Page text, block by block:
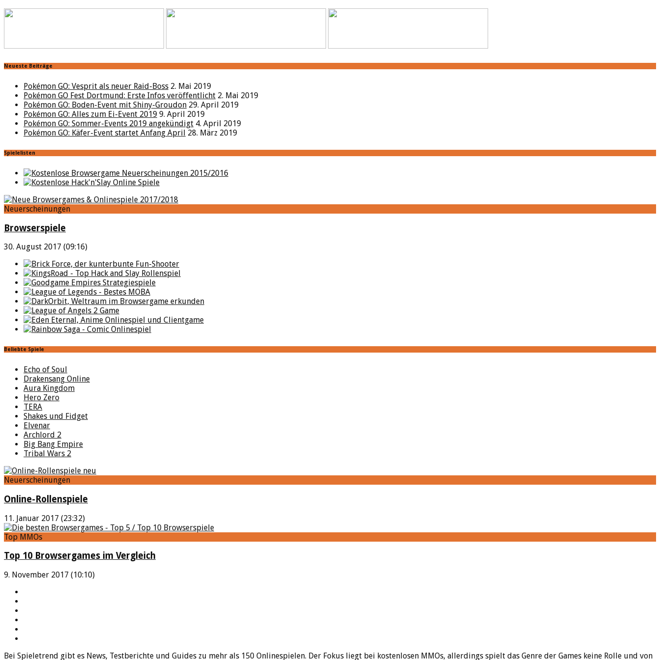
Neueste Beiträge
Pokémon GO: Vesprit als neuer Raid-Boss 2. Mai 2019
Pokémon GO Fest Dortmund: Erste Infos veröffentlicht 2. Mai 2019
Pokémon GO: Boden-Event mit Shiny-Groudon 29. April 2019
Pokémon GO: Alles zum Ei-Event 2019 9. April 2019
Pokémon GO: Sommer-Events 2019 angekündigt 4. April 2019
Pokémon GO: Käfer-Event startet Anfang April 28. März 2019
Spielelisten
Neuerscheinungen
Browserspiele
30. August 2017 (09:16)
Beliebte Spiele
Echo of Soul
Drakensang Online
Aura Kingdom
Hero Zero
TERA
Shakes und Fidget
Elvenar
Archlord 2
Big Bang Empire
Tribal Wars 2
Neuerscheinungen
Online-Rollenspiele
11. Januar 2017 (23:32)
Top MMOs
Top 10 Browsergames im Vergleich
9. November 2017 (10:10)
Bei Spieletrend gibt es News, Testberichte und Guides zu mehr als 150 Onlinespielen. Der Fokus liegt bei kostenlosen MMOs, allerdings spielt das Genre der Games keine Rolle und von